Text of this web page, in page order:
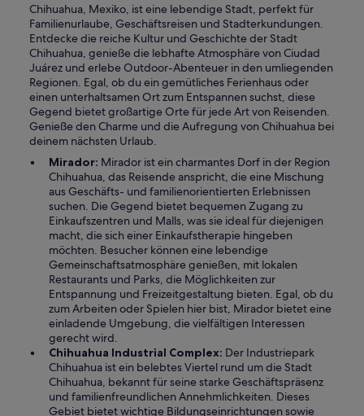
Chihuahua, Mexiko, ist eine lebendige Stadt, perfekt für
Familienurlaube, Geschäftsreisen und Stadterkundungen.
Entdecke die reiche Kultur und Geschichte der Stadt
Chihuahua, genieße die lebhafte Atmosphäre von Ciudad
Juárez und erlebe Outdoor-Abenteuer in den umliegenden
Regionen. Egal, ob du ein gemütliches Ferienhaus oder
einen unterhaltsamen Ort zum Entspannen suchst, diese
Gegend bietet großartige Orte für jede Art von Reisenden.
Genieße den Charme und die Aufregung von Chihuahua bei
deinem nächsten Urlaub.
Mirador: Mirador ist ein charmantes Dorf in der Region
Chihuahua, das Reisende anspricht, die eine Mischung
aus Geschäfts- und familienorientierten Erlebnissen
suchen. Die Gegend bietet bequemen Zugang zu
Einkaufszentren und Malls, was sie ideal für diejenigen
macht, die sich einer Einkaufstherapie hingeben
möchten. Besucher können eine lebendige
Gemeinschaftsatmosphäre genießen, mit lokalen
Restaurants und Parks, die Möglichkeiten zur
Entspannung und Freizeitgestaltung bieten. Egal, ob du
zum Arbeiten oder Spielen hier bist, Mirador bietet eine
einladende Umgebung, die vielfältigen Interessen
gerecht wird.
Chihuahua Industrial Complex: Der Industriepark
Chihuahua ist ein belebtes Viertel rund um die Stadt
Chihuahua, bekannt für seine starke Geschäftspräsenz
und familienfreundlichen Annehmlichkeiten. Dieses
Gebiet bietet wichtige Bildungseinrichtungen sowie